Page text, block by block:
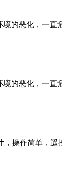
的恶化，一直
的恶化，一直
，操作简单，